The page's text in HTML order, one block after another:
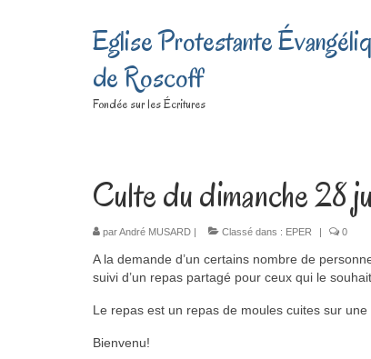
Eglise Protestante
de Roscoff
Fondée sur les Écritures
Culte du dimanche 28
parAndré MUSARD | Classé dans : EPER | 0
A la demande d’un certains nombre de
suivi d’un repas partagé pour ceux qui le
Le repas est un repas de moules cuites sur une
Bienvenu!